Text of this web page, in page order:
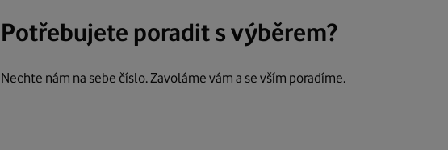
Potřebujete poradit s výběrem?
Nechte nám na sebe číslo. Zavoláme vám a se vším poradíme.